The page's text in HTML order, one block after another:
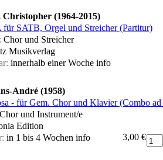
(1964-2015)
für SATB, Orgel und Streicher (Partitur)
Chor und Streicher
Musikverlag
innerhalb einer Woche info
André (1958)
- für Gem. Chor und Klavier (Combo
Chor und Instrument/e
Edition
in 1 bis 4 Wochen info 3,00 €